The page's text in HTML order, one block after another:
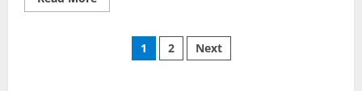
more
Posts
1 2 Next